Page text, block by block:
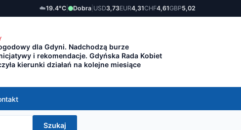
☁️19.4°C Dobra USD3,73EUR4,31CHF4,61GBP5,02
dla Gdyni. Nadchodzą burze
i rekomendacje. Gdyńska Rada Kobiet
kierunki działań na kolejne miesiące
Szukaj